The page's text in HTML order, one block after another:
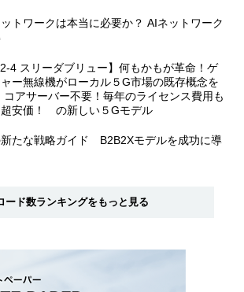
トワークは本当に必要か？ AIネットワーク
4 スリーダブリュー】何もかもが革命！ゲ
ー無線機がローカル５G市場の既存概念を
コアサーバー不要！毎年のライセンス費用も
安価！ の新しい５Gモデル
たな戦略ガイド B2B2Xモデルを成功に導
ード数ランキングをもっと見る